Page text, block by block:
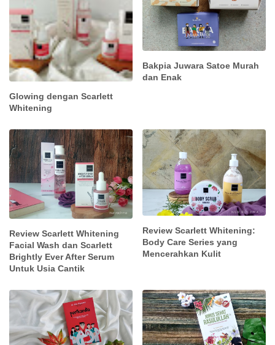
Glowing dengan Scarlett
Whitening
Bakpia Juwara Satoe Murah
dan Enak
Review Scarlett Whitening
Facial Wash dan Scarlett
Brightly Ever After Serum
Untuk Usia Cantik
Review Scarlett Whitening:
Body Care Series yang
Mencerahkan Kulit